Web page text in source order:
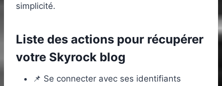
simplicité.
Liste des actions pour récupérer
votre Skyrock blog
📌 Se connecter avec ses identifiants